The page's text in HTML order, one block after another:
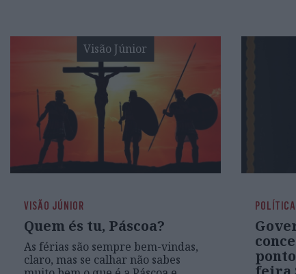
Visão Júnior
VISÃO JÚNIOR
Quem és tu, Páscoa?
As férias são sempre bem-vindas,
claro, mas se calhar não sabes
POLÍTICA